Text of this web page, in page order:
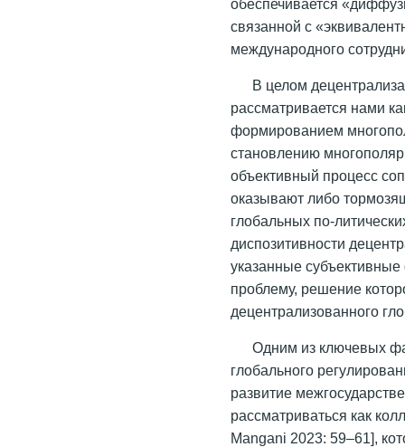
обеспечивается
связанной с
международного
В целом
рассматривается нами
формированием
становлению
объективный процесс
оказывают либо
глобальных по-
диспозитивности
указанные
проблему, решение
децентрализованного
Одним из ключевых
глобального
развитие
рассматриваться как
Mangani 2023: 59–61],